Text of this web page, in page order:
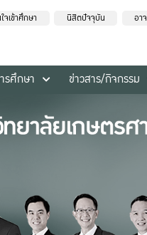
จเข้าศึกษา นิสิตปัจจุบัน อา
รศึกษา ข่าวสาร/กิจกรรม